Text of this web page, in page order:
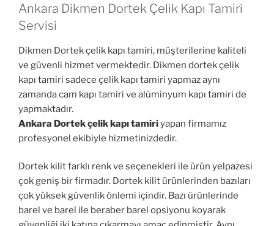
Ankara Dikmen Dortek Çelik Kapı Tamiri
Servisi
Dikmen Dortek çelik kapı tamiri, müşterilerine kaliteli
ve güvenli hizmet vermektedir. Dikmen dortek çelik
kapı tamiri sadece çelik kapı tamiri yapmaz aynı
zamanda cam kapı tamiri ve alüminyum kapı tamiri de
yapmaktadır.
Ankara Dortek çelik kapı tamiriyapan firmamız
profesyonel ekibiyle hizmetinizdedir.
Dortek kilit farklı renk ve seçenekleri ile ürün yelpazesi
çok geniş bir firmadır. Dortek kilit ürünlerinden bazıları
çok yüksek güvenlik önlemi içindir. Bazı ürünlerinde
barel ve barel ile beraber barel opsiyonu koyarak